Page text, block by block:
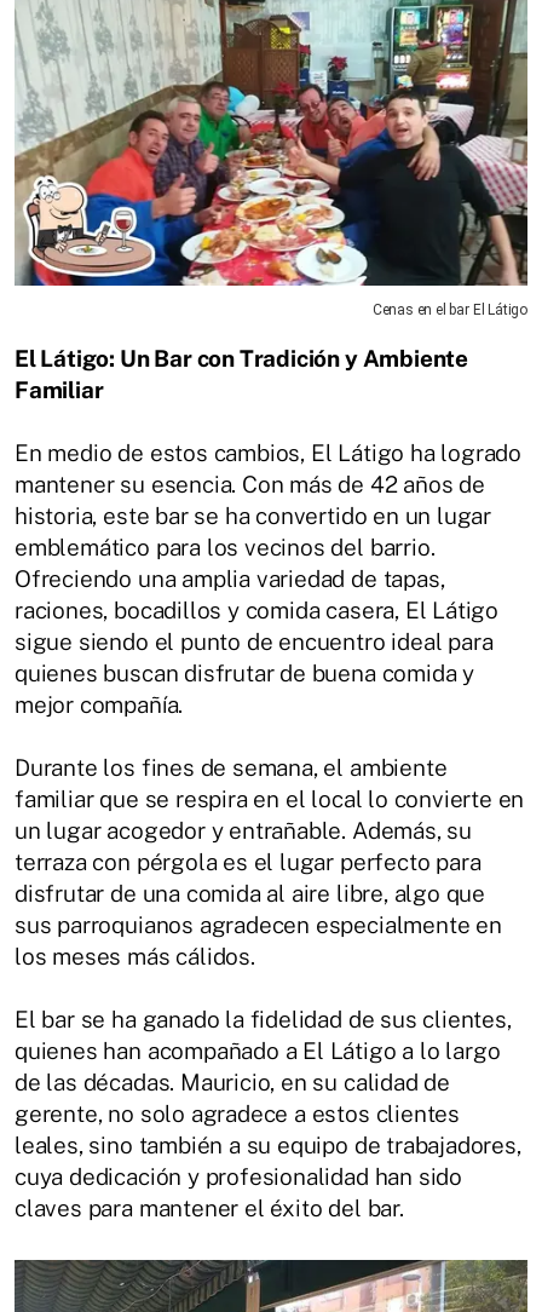
Cenas en el bar El Látigo
El Látigo: Un Bar con Tradición y Ambiente
Familiar
En medio de estos cambios, El Látigo ha logrado
mantener su esencia. Con más de 42 años de
historia, este bar se ha convertido en un lugar
emblemático para los vecinos del barrio.
Ofreciendo una amplia variedad de tapas,
raciones, bocadillos y comida casera, El Látigo
sigue siendo el punto de encuentro ideal para
quienes buscan disfrutar de buena comida y
mejor compañía.
Durante los fines de semana, el ambiente
familiar que se respira en el local lo convierte en
un lugar acogedor y entrañable. Además, su
terraza con pérgola es el lugar perfecto para
disfrutar de una comida al aire libre, algo que
sus parroquianos agradecen especialmente en
los meses más cálidos.
El bar se ha ganado la fidelidad de sus clientes,
quienes han acompañado a El Látigo a lo largo
de las décadas. Mauricio, en su calidad de
gerente, no solo agradece a estos clientes
leales, sino también a su equipo de trabajadores,
cuya dedicación y profesionalidad han sido
claves para mantener el éxito del bar.